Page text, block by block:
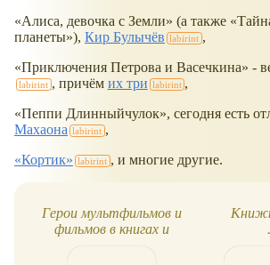
Алиса, девочка с Земли
(а также
планеты ), Кир Булычёв
,
Приключения Петрова и Васечкина
-
, причём их три
,
Пеппи Длинныйчулок , сегодня есть
Махаона
,
Кортик
, и многие другие.
Герои мультфильмов и
фильмов в книгах и